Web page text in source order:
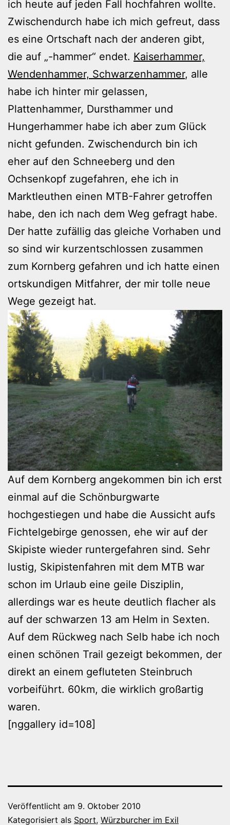
ich heute auf jeden Fall hochfahren wollte.
Zwischendurch habe ich mich gefreut, dass
es eine Ortschaft nach der anderen gibt,
die auf „-hammer“ endet. Kaiserhammer,
Wendenhammer, Schwarzenhammer, alle
habe ich hinter mir gelassen,
Plattenhammer, Dursthammer und
Hungerhammer habe ich aber zum Glück
nicht gefunden. Zwischendurch bin ich
eher auf den Schneeberg und den
Ochsenkopf zugefahren, ehe ich in
Marktleuthen einen MTB-Fahrer getroffen
habe, den ich nach dem Weg gefragt habe.
Der hatte zufällig das gleiche Vorhaben und
so sind wir kurzentschlossen zusammen
zum Kornberg gefahren und ich hatte einen
ortskundigen Mitfahrer, der mir tolle neue
Wege gezeigt hat.
Auf dem Kornberg angekommen bin ich erst
einmal auf die Schönburgwarte
hochgestiegen und habe die Aussicht aufs
Fichtelgebirge genossen, ehe wir auf der
Skipiste wieder runtergefahren sind. Sehr
lustig, Skipistenfahren mit dem MTB war
schon im Urlaub eine geile Disziplin,
allerdings war es heute deutlich flacher als
auf der schwarzen 13 am Helm in Sexten.
Auf dem Rückweg nach Selb habe ich noch
einen schönen Trail gezeigt bekommen, der
direkt an einem gefluteten Steinbruch
vorbeiführt. 60km, die wirklich großartig
waren.
[nggallery id=108]
Veröffentlicht am 9. Oktober 2010
Kategorisiert als Sport, Würzburcher im Exil